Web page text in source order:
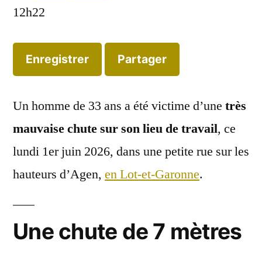
12h22
Enregistrer Partager
Un homme de 33 ans a été victime d’une très
mauvaise chute sur son lieu de travail, ce
lundi 1er juin 2026, dans une petite rue sur les
hauteurs d’Agen, en Lot-et-Garonne.
Une chute de 7 mètres